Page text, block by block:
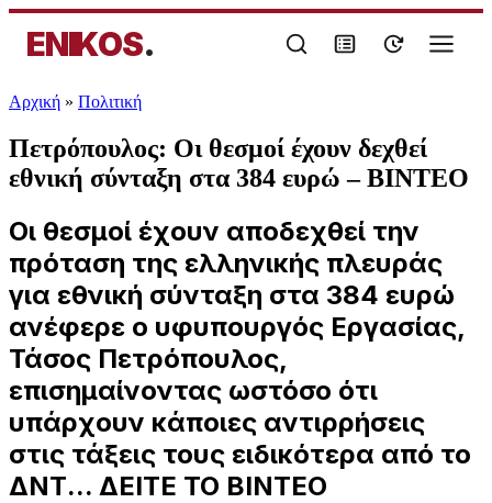
ENIKOS.
Αρχική » Πολιτική
Πετρόπουλος: Οι θεσμοί έχουν δεχθεί
εθνική σύνταξη στα 384 ευρώ – ΒΙΝΤΕΟ
Οι θεσμοί έχουν αποδεχθεί την
πρόταση της ελληνικής πλευράς
για εθνική σύνταξη στα 384 ευρώ
ανέφερε ο υφυπουργός Εργασίας,
Τάσος Πετρόπουλος,
επισημαίνοντας ωστόσο ότι
υπάρχουν κάποιες αντιρρήσεις
στις τάξεις τους ειδικότερα από το
ΔΝΤ... ΔΕΙΤΕ ΤΟ ΒΙΝΤΕΟ